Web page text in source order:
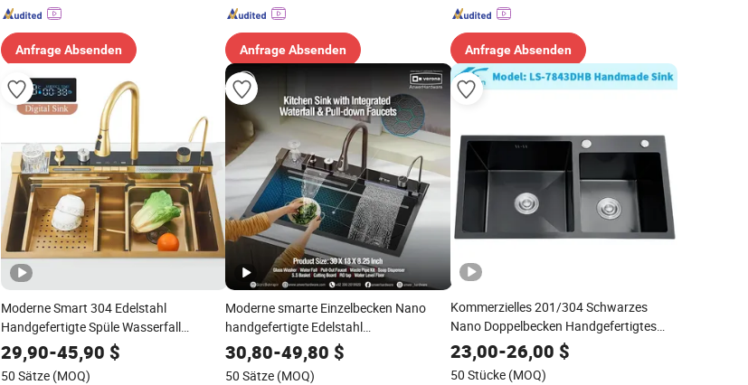
Anfrage Absenden Anfrage Absenden Anfrage Absenden
Moderne Smart 304 Edelstahl
Handgefertigte Spüle Wasserfall
Küchenarmatur
29,90-45,90 $
50 Sätze (MOQ)
Moderne smarte Einzelbecken Nano
handgefertigte Edelstahl
multifunktionale Wasserfall
Küchenspüle
30,80-49,80 $
50 Sätze (MOQ)
Kommerzielles 201/304 Schwarzes
Nano Doppelbecken Handgefertigtes
Edelstahlküchenspülbecken mit CE-
Spülbecken-Zertifikat Fregadero De La
23,00-26,00 $
50 Stücke (MOQ)